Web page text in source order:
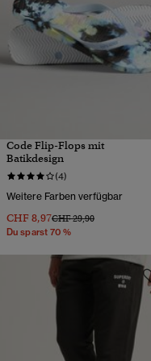
Code Flip-Flops mit
Batikdesign
(4)
Weitere Farben verfügbar
CHF 8,97Preis wurde reduziert von
CHF 29,90bis
Du sparst 70 %